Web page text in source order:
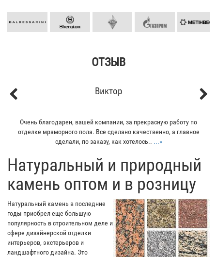
ОТЗЫВ
Виктор
Очень благодарен, вашей компании, за прекрасную работу по
отделке мраморного пола. Все сделано качественно, а главное
сделали, по заказу, как хотелось.. ...»
​Натуральный и природный
камень оптом и в розницу
Натуральный камень в последние
годы приобрел еще большую
популярность в строительном деле и
сфере дизайнерской отделки
интерьеров, экстерьеров и
ландшафтного дизайна. Это